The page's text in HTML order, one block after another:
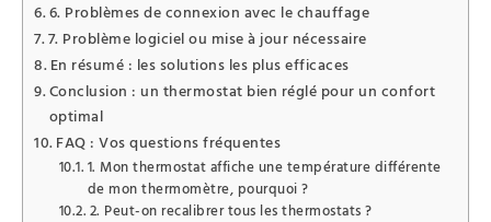
6. Problèmes de connexion avec le chauffage
7. Problème logiciel ou mise à jour nécessaire
En résumé : les solutions les plus efficaces
Conclusion : un thermostat bien réglé pour un confort
optimal
FAQ : Vos questions fréquentes
1. Mon thermostat affiche une température différente
de mon thermomètre, pourquoi ?
2. Peut-on recalibrer tous les thermostats ?